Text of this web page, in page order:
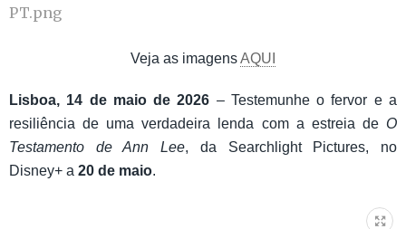
Veja as imagensAQUI
Lisboa, 14 de maio de 2026 – Testemunhe o fervor e a
resiliência de uma verdadeira lenda com a estreia de O
Testamento de Ann Lee, da Searchlight Pictures, no
Disney+ a 20 de maio.